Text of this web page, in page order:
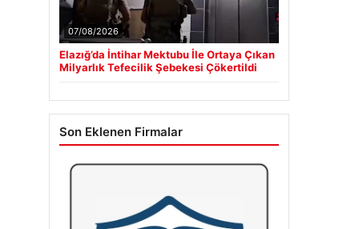
07/08/2026
Elazığ’da İntihar Mektubu İle Ortaya Çıkan
Milyarlık Tefecilik Şebekesi Çökertildi
Son Eklenen Firmalar